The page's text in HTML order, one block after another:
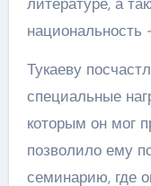
Тукаеву
специальные
которым он мог
позволило ему
семинарию, где